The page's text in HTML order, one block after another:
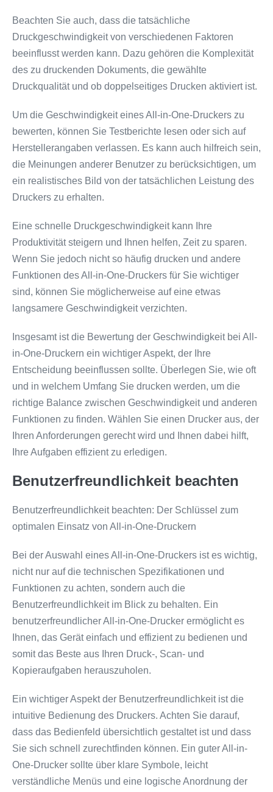
Beachten Sie auch, dass die tatsächliche
Druckgeschwindigkeit von verschiedenen Faktoren
beeinflusst werden kann. Dazu gehören die Komplexität
des zu druckenden Dokuments, die gewählte
Druckqualität und ob doppelseitiges Drucken aktiviert ist.
Um die Geschwindigkeit eines All-in-One-Druckers zu
bewerten, können Sie Testberichte lesen oder sich auf
Herstellerangaben verlassen. Es kann auch hilfreich sein,
die Meinungen anderer Benutzer zu berücksichtigen, um
ein realistisches Bild von der tatsächlichen Leistung des
Druckers zu erhalten.
Eine schnelle Druckgeschwindigkeit kann Ihre
Produktivität steigern und Ihnen helfen, Zeit zu sparen.
Wenn Sie jedoch nicht so häufig drucken und andere
Funktionen des All-in-One-Druckers für Sie wichtiger
sind, können Sie möglicherweise auf eine etwas
langsamere Geschwindigkeit verzichten.
Insgesamt ist die Bewertung der Geschwindigkeit bei All-
in-One-Druckern ein wichtiger Aspekt, der Ihre
Entscheidung beeinflussen sollte. Überlegen Sie, wie oft
und in welchem Umfang Sie drucken werden, um die
richtige Balance zwischen Geschwindigkeit und anderen
Funktionen zu finden. Wählen Sie einen Drucker aus, der
Ihren Anforderungen gerecht wird und Ihnen dabei hilft,
Ihre Aufgaben effizient zu erledigen.
Benutzerfreundlichkeit beachten
Benutzerfreundlichkeit beachten: Der Schlüssel zum
optimalen Einsatz von All-in-One-Druckern
Bei der Auswahl eines All-in-One-Druckers ist es wichtig,
nicht nur auf die technischen Spezifikationen und
Funktionen zu achten, sondern auch die
Benutzerfreundlichkeit im Blick zu behalten. Ein
benutzerfreundlicher All-in-One-Drucker ermöglicht es
Ihnen, das Gerät einfach und effizient zu bedienen und
somit das Beste aus Ihren Druck-, Scan- und
Kopieraufgaben herauszuholen.
Ein wichtiger Aspekt der Benutzerfreundlichkeit ist die
intuitive Bedienung des Druckers. Achten Sie darauf,
dass das Bedienfeld übersichtlich gestaltet ist und dass
Sie sich schnell zurechtfinden können. Ein guter All-in-
One-Drucker sollte über klare Symbole, leicht
verständliche Menüs und eine logische Anordnung der